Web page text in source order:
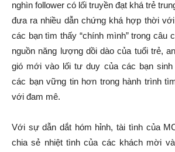
nghìn follower có lối truyền đạt khá trẻ
đưa ra nhiều dẫn chứng khá hợp thời
các bạn tìm thấy “chính mình” trong câu
nguồn năng lượng dồi dào của tuổi trẻ,
gió mới vào lối tư duy của các bạn sinh
các bạn vững tin hơn trong hành trình
với đam mê.
Với sự dẫn dắt hóm hỉnh, tài tình của
chia sẻ nhiệt tình của các khách mời